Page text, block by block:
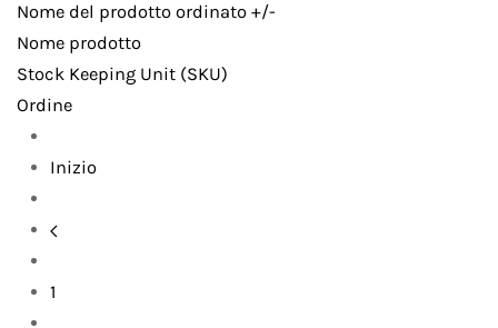
Nome del prodotto ordinato +/-
Nome prodotto
Stock Keeping Unit (SKU)
Ordine
Inizio
1